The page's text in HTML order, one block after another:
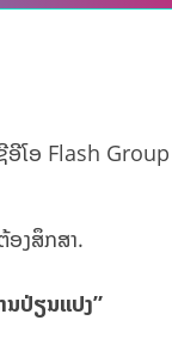
ອ Flash
ອງສຶກສາ.
ນປ່ຽນແປງ”